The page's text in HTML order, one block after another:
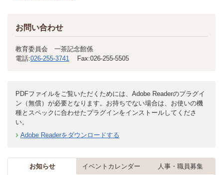
お問い合わせ
教育委員会 一茶記念館係
電話:026-255-3741 Fax:026-255-5505
PDFファイルをご覧いただくためには、Adobe Readerのプラグイ
ン（無償）が必要となります。お持ちでない場合は、お使いの機
種とスペックに合わせたプラグインをインストールしてくださ
い。
Adobe Readerをダウンロードする
お知らせ イベントカレンダー 人事・職員募集